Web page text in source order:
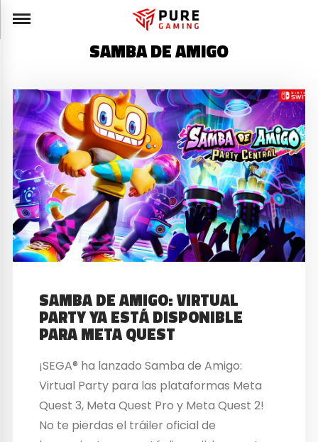
SAMBA DE AMIGO
SAMBA DE AMIGO: VIRTUAL
PARTY YA ESTÁ DISPONIBLE
PARA META QUEST
¡SEGA®️ ha lanzado Samba de Amigo:
Virtual Party para las plataformas Meta
Quest 3, Meta Quest Pro y Meta Quest 2!
No te pierdas el tráiler oficial de